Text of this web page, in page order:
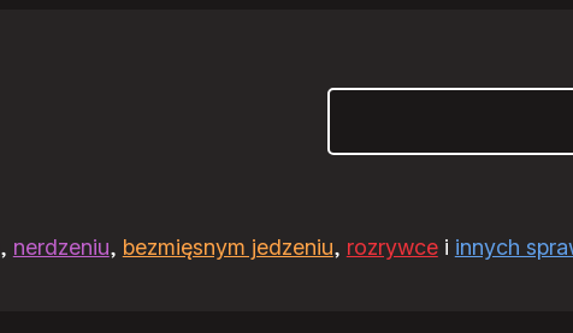
, nerdzeniu, bezmięsnym jedzeniu, rozrywcei innych